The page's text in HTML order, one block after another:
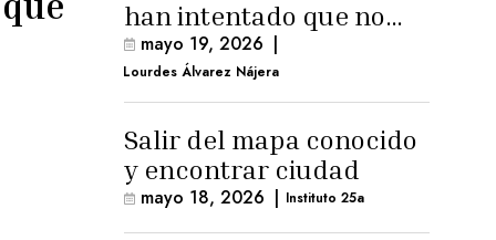
han intentado que no
exista el terreno
comunal»
mayo 19, 2026 |
Lourdes Álvarez Nájera
Salir del mapa conocido
y encontrar ciudad
mayo 18, 2026 | Instituto 25a